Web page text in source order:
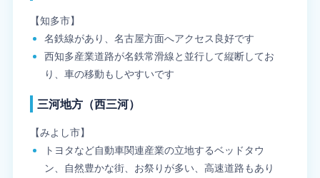
【知多市】
名鉄線があり、名古屋方面へアクセス良好です
西知多産業道路が名鉄常滑線と並行して縦断してお
り、車の移動もしやすいです
三河地方（西三河）
【みよし市】
トヨタなど自動車関連産業の立地するベッドタウ
ン、自然豊かな街、お祭りが多い、高速道路もあり